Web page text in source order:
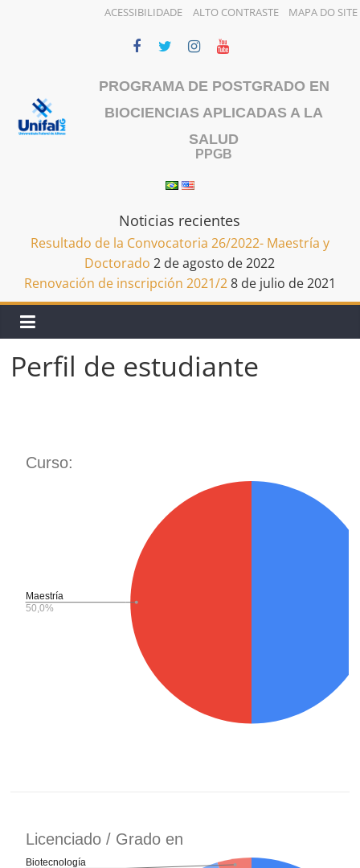
ACESSIBILIDADE ALTO CONTRASTE MAPA DO SITE
PROGRAMA DE POSTGRADO EN
BIOCIENCIAS APLICADAS A LA
SALUD
PPGB
Noticias recientes
Resultado de la Convocatoria 26/2022- Maestría y
Doctorado 2 de agosto de 2022
Renovación de inscripción 2021/28 de julio de 2021
Perfil de estudiante